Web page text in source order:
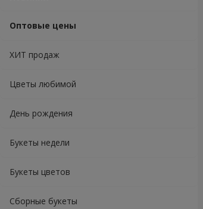
Оптовые цены
ХИТ продаж
Цветы любимой
День рождения
Букеты недели
Букеты цветов
Сборные букеты